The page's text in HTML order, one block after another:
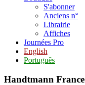
S'abonner
Anciens n°
Librairie
Affiches
Journées Pro
English
Português
Handtmann France